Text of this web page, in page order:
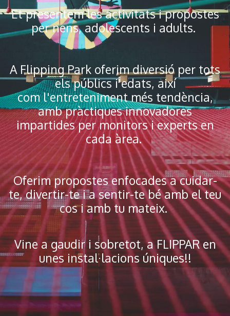
Et presentem les activitats i propostes
per nens, adolescents i adults.
A Flipping Park oferim diversió per tots
els públics i edats, així
com l'entreteniment més tendència,
amb pràctiques innovadores
impartides per monitors i experts en
cada àrea.
Oferim propostes enfocades a cuidar-
te, divertir-te i a sentir-te bé amb el teu
cos i amb tu mateix.
Vine a gaudir i sobretot, a FLIPPAR en
unes instal·lacions úniques!!